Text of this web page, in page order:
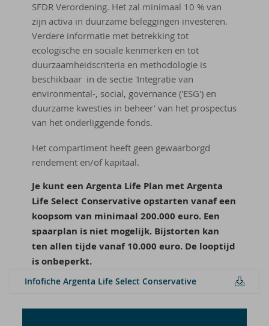
SFDR Verordening. Het zal minimaal 10 % van
zijn activa in duurzame beleggingen investeren.
Verdere informatie met betrekking tot
ecologische en sociale kenmerken en tot
duurzaamheidscriteria en methodologie is
beschikbaar in de sectie 'Integratie van
environmental-, social, governance ('ESG') en
duurzame kwesties in beheer' van het prospectus
van het onderliggende fonds.
Het compartiment heeft geen gewaarborgd
rendement en/of kapitaal.
Je kunt een Argenta Life Plan met Argenta
Life Select Conservative opstarten vanaf een
koopsom van minimaal 200.000 euro. Een
spaarplan is niet mogelijk. Bijstorten kan
ten allen tijde vanaf 10.000 euro. De looptijd
is onbeperkt.
In­f­o­fi­che Argenta Life Se­lect Con­ser­va­ti­ve